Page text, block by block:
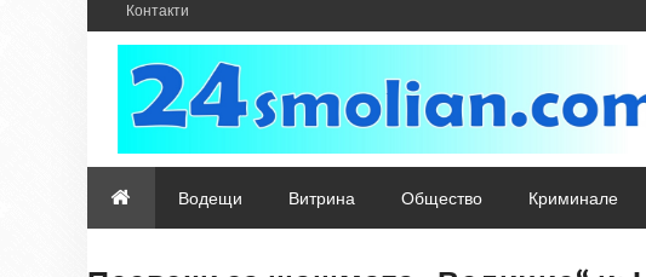
Контакти
Водещи Витрина Общество Криминале